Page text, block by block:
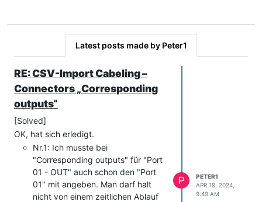
Latest posts made by Peter1
RE: CSV-Import Cabeling –
Connectors „Corresponding
outputs“
[Solved]
OK, hat sich erledigt.
Nr.1: Ich musste bei
"Corresponding outputs" für "Port
01 - OUT" auch schon den "Port
01" mit angeben. Man darf halt
nicht von einem zeitlichen Ablauf
P
PETER1
APR 18, 2024,
9:49 AM